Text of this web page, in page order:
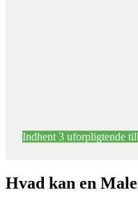
Indhent 3 uforpligtende
Hvad kan en